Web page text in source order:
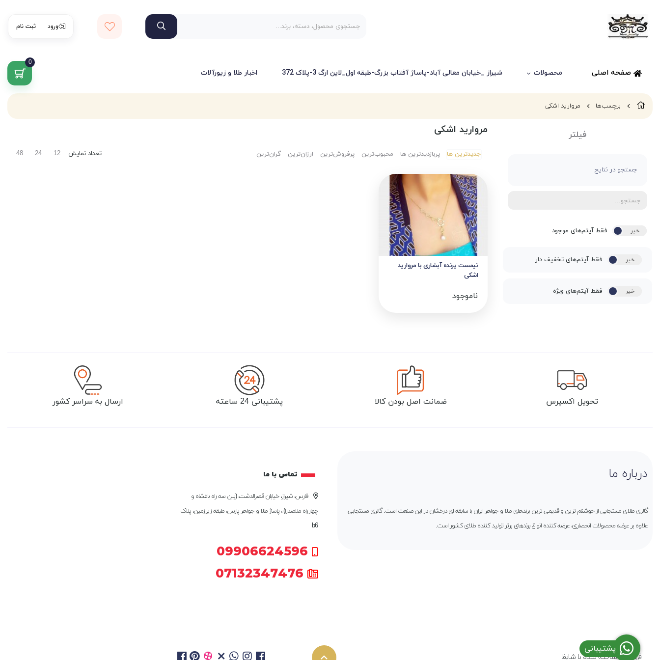
ورود ثبت نام
صفحه اصلی محصولات شیراز _خیابان معالی آباد-پاساژ آفتاب بزرگ-طبقه اول_لاین ارگ 3-پلاک 372 اخبار طلا و زیورآلات
0
برچسب‌ها مروارید اشکی
فیلتر
جستجو در نتایج
بله خیر فقط آیتم‌های موجود
بله خیر فقط آیتم‌های تخفیف دار
بله خیر فقط آیتم‌های ویژه
مروارید اشکی
جدیدترین ها پربازدیدترین ها محبوب‌‌ترین پرفروش‌ترین ارزان‌ترین گران‌ترین تعداد نمایش 12
24
48
نیمست پرنده آبشاری با مروارید
اشکی
ناموجود
تحویل اکسپرس ضمانت اصل بودن کالا پشتیبانی 24 ساعته ارسال به سراسر کشور
درباره ما
گالری طلای مستجابی از خوشنام ترین و قدیمی ترین برندهای طلا و جواهر ایران با سابقه ای درخشان در این صنعت است. گالری مستجابی
علاوه بر عرضه محصولات انحصاری، عرضه کننده انواع برندهای برتر تولید کننده طلای کشور است.
تماس با ما
فارس، شیراز، خیابان قصرالدشت، (بین سه راه باغشاه و
چهارراه ملاصدرا) ، پاساژ طلا و جواهر پارس، طبقه زیرزمین، پلاک
b6
فروشگاه ساخته شده با شاپفا
پشتیبانی